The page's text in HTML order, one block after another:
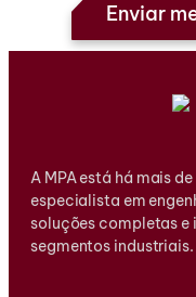
Enviar
A MPA está há mais
especialista em
soluções completas e
segmentos industriais.